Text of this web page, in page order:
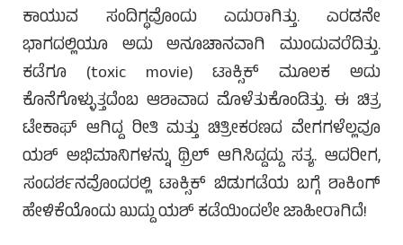
ಕಾಯುವ ಸಂದಿಗ್ಧವೊಂದು ಎದುರಾಗಿತ್ತು. ಎರಡನೇ
ಭಾಗದಲ್ಲಿಯೂ ಅದು ಅನೂಚಾನವಾಗಿ ಮುಂದುವರೆದಿತ್ತು.
ಕಡೆಗೂ (toxic movie) ಟಾಕ್ಸಿಕ್ ಮೂಲಕ ಅದು
ಕೊನೆಗೊಳ್ಳುತ್ತದೆಂಬ ಆಶಾವಾದ ಮೊಳೆತುಕೊಂಡಿತ್ತು. ಈ ಚಿತ್ರ
ಟೇಕಾಫ್ ಆಗಿದ್ದ ರೀತಿ ಮತ್ತು ಚಿತ್ರೀಕರಣದ ವೇಗಗಳೆಲ್ಲವೂ
ಯಶ್ ಅಭಿಮಾನಿಗಳನ್ನು ಥ್ರಿಲ್ ಆಗಿಸಿದ್ದದ್ದು ಸತ್ಯ. ಆದರೀಗ,
ಸಂದರ್ಶನವೊಂದರಲ್ಲಿ ಟಾಕ್ಸಿಕ್ ಬಿಡುಗಡೆಯ ಬಗ್ಗೆ ಶಾಕಿಂಗ್
ಹೇಳಿಕೆಯೊಂದು ಖುದ್ದು ಯಶ್ ಕಡೆಯಿಂದಲೇ ಜಾಹೀರಾಗಿದೆ!